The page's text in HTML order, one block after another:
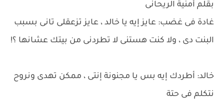
بقلم أمنية الريحانى
غادة فى غضب: عايز إيه يا خالد ، عايز تزعقلى تانى بسبب
البنت دى ، ولا كنت هستنى لا تطردنى من بيتك عشانها ؟!
خالد: أطردك إيه بس يا مجنونة إنتى ، ممكن تهدى ونروح
نتكلم فى حتة